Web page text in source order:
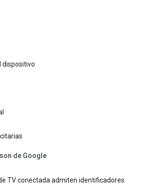
dispositivo
de Google
TV conectada admiten identificadores